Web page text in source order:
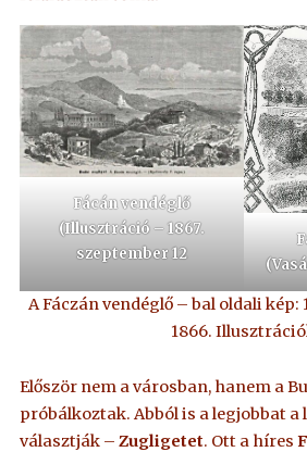
Fácán vendéglő
(Illusztráció – 1867.
szeptember 12
A Fáczán vendéglő – bal oldali kép:
1866.
Először nem a városban, hanem a
próbálkoztak. Abból is a legjobbat a
választják –Zugligetet. Ott a híres